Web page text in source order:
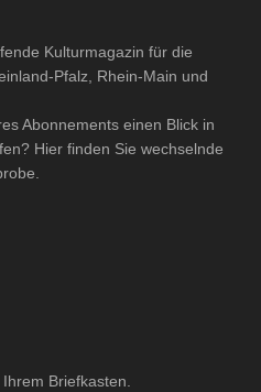
Kulturmagazin für die
Pfalz, Rhein-Main und
Abonnements einen Blick in
Hier finden Sie wechselnde
Briefkasten.